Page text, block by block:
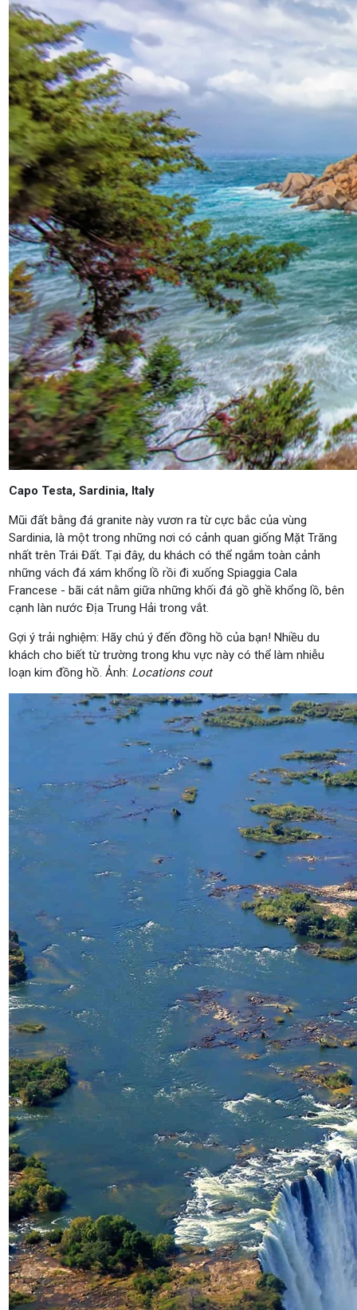
Capo Testa, Sardinia, Italy
Mũi đất bằng đá granite này vươn ra từ cực bắc của vùng
Sardinia, là một trong những nơi có cảnh quan giống Mặt Trăng
nhất trên Trái Đất. Tại đây, du khách có thể ngắm toàn cảnh
những vách đá xám khổng lồ rồi đi xuống Spiaggia Cala
Francese - bãi cát nằm giữa những khối đá gồ ghề khổng lồ, bên
cạnh làn nước Địa Trung Hải trong vắt.
Gợi ý trải nghiệm: Hãy chú ý đến đồng hồ của bạn! Nhiều du
khách cho biết từ trường trong khu vực này có thể làm nhiễu
loạn kim đồng hồ. Ảnh: Locations cout